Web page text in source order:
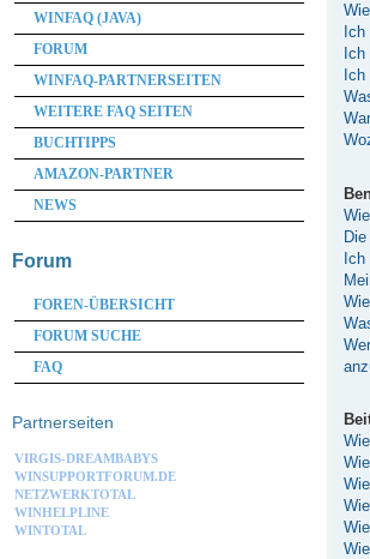
Ich
WINFAQ (JAVA)
FORUM
WINFAQ-PARTNERSEITEN
WEITERE FAQ SEITEN
BUCHTIPPS
AMAZON-PARTNER
NEWS
Forum
FOREN-ÜBERSICHT
FORUM SUCHE
FAQ
Partnerseiten
VIRGIS-DREAMBABYS
WINSUPPORTFORUM.DE
NETZWERKTOTAL
WINHELPLINE
WINTOTAL